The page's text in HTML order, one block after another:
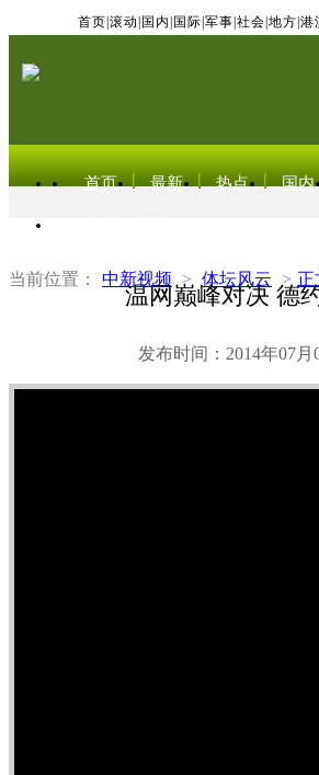
首页 滚动 国内 国际 军事 社会 地方 港
首页 最新 热点 国内
当前位置： 中新视频 > 体坛风云 > 正
温网巅峰对决 德
发布时间：2014年07月